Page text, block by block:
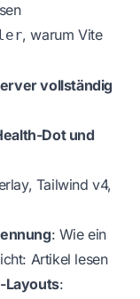
, warum Vite
vollständig
Dot und
Tailwind v4,
: Wie ein
Artikel lesen
Layouts: